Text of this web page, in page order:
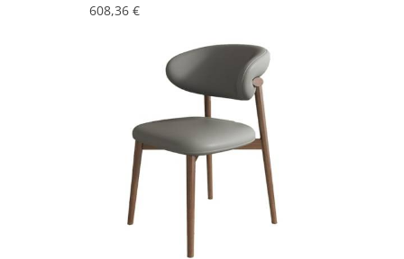
608,36 €